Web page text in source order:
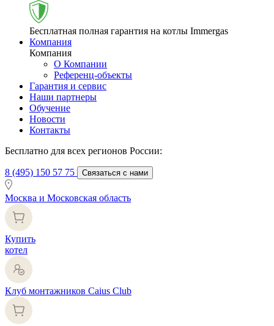
Бесплатная полная гарантия на котлы Immergas
Компания
Компания
О Компании
Референц-объекты
Гарантия и сервис
Наши партнеры
Обучение
Новости
Контакты
Бесплатно для всех регионов России:
8 (495) 150 57 75 Связаться с нами
Москва и Московская область
Купить
котел
Клуб монтажников Caius Club